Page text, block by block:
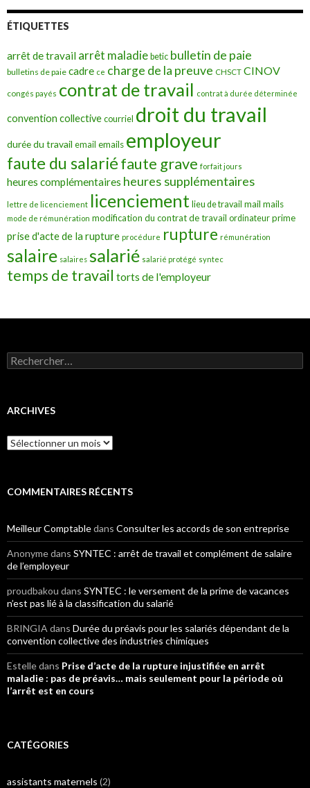
ÉTIQUETTES
arrêt de travail arrêt maladie betic bulletin de paie
bulletins de paie cadre ce charge de la preuve CHSCT CINOV
congés payés contrat de travail contrat à durée déterminée
convention collective courriel droit du travail
durée du travail email emails employeur
faute du salariéfaute grave forfait jours
heures complémentaires heures supplémentaires
lettre de licenciement licenciement lieu de travail mail mails
mode de rémunération modification du contrat de travail ordinateur prime
prise d'acte de la rupture procédure rupture rémunération
salaire salaires salarié salarié protégé syntec
temps de travail torts de l'employeur
Rechercher :
ARCHIVES
Archives
COMMENTAIRES RÉCENTS
Meilleur Comptabledans Consulter les accords de son entreprise
Anonymedans SYNTEC : arrêt de travail et complément de salaire
de l’employeur
proudbakou dans SYNTEC : le versement de la prime de vacances
n’est pas lié à la classification du salarié
BRINGIA dans Durée du préavis pour les salariés dépendant de la
convention collective des industries chimiques
Estelledans Prise d’acte de la rupture injustifiée en arrêt
maladie : pas de préavis… mais seulement pour la période où
l’arrêt est en cours
CATÉGORIES
assistants maternels (2)